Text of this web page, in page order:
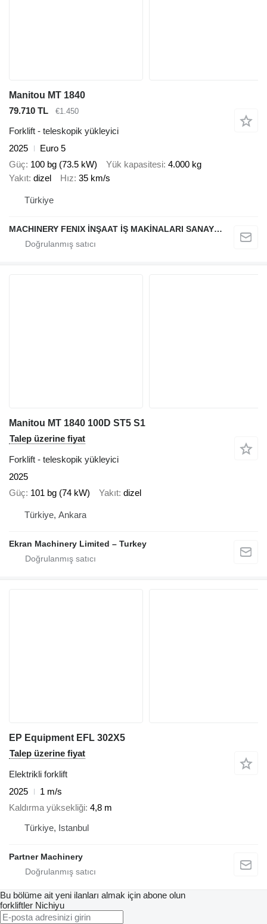
Manitou MT 1840
79.710 TL
€1.450
Forklift - teleskopik yükleyici
2025
Euro 5
Güç 100 bg (73.5 kW) Yük kapasitesi 4.000 kg
Yakıt dizel Hız 35 km/s
Türkiye
MACHINERY FENIX İNŞAAT İŞ MAKİNALARI SANAYİ VE TİCARET LİMİTED ŞİRKETİ
Manitou MT 1840 100D ST5 S1
Talep üzerine fiyat
Forklift - teleskopik yükleyici
2025
Güç 101 bg (74 kW) Yakıt dizel
Türkiye, Ankara
Ekran Machinery Limited – Turkey
EP Equipment EFL 302X5
Talep üzerine fiyat
Elektrikli forklift
2025
1 m/s
Kaldırma yüksekliği 4,8 m
Türkiye, Istanbul
Partner Machinery
Bu bölüme ait yeni ilanları almak için abone olun
forkliftler Nichiyu